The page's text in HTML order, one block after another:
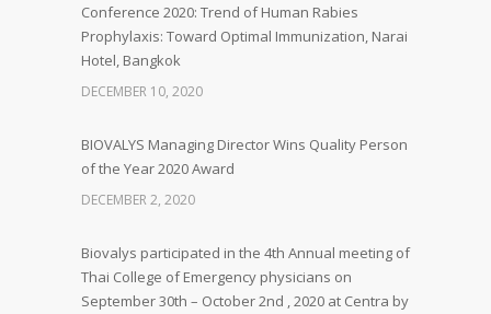
Conference 2020: Trend of Human Rabies
Prophylaxis: Toward Optimal Immunization, Narai
Hotel, Bangkok
DECEMBER 10, 2020
BIOVALYS Managing Director Wins Quality Person
of the Year 2020 Award
DECEMBER 2, 2020
Biovalys participated in the 4th Annual meeting of
Thai College of Emergency physicians on
September 30th – October 2nd , 2020 at Centra by